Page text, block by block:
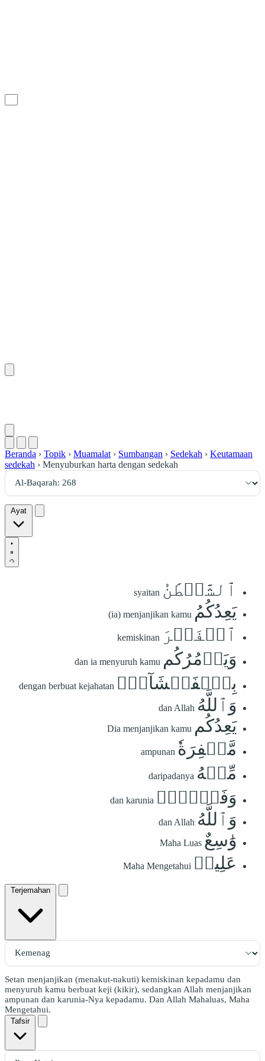
Beranda › Topik › Muamalat › Sumbangan › Sedekah › Keutamaan
sedekah › Menyuburkan harta dengan sedekah
Ayat
ٱلشَّيۡطَٰنُ syaitan
يَعِدُكُمُ (ia) menjanjikan kamu
ٱلۡفَقۡرَ kemiskinan
وَيَأۡمُرُكُم dan ia menyuruh kamu
بِٱلۡفَحۡشَآءِۖ dengan berbuat kejahatan
وَٱللَّهُ dan Allah
يَعِدُكُم Dia menjanjikan kamu
مَّغۡفِرَةٗ ampunan
مِّنۡهُ daripadanya
وَفَضۡلٗاۗ dan karunia
وَٱللَّهُ dan Allah
وَٰسِعٌ Maha Luas
عَلِيمٞ Maha Mengetahui
Terjemahan
Setan menjanjikan (menakut-nakuti) kemiskinan kepadamu dan
menyuruh kamu berbuat keji (kikir), sedangkan Allah menjanjikan
ampunan dan karunia-Nya kepadamu. Dan Allah Mahaluas, Maha
Mengetahui.
Tafsir